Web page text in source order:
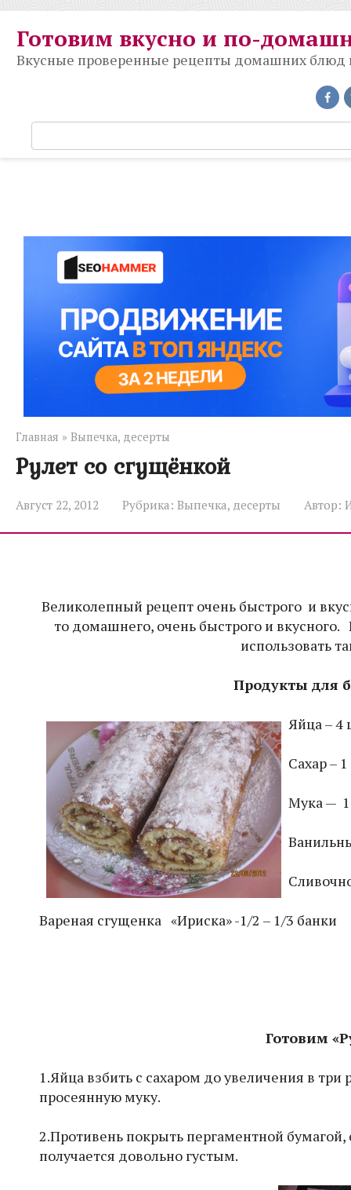
контенту
Готовим вкусно и по-
Вкусные проверенные рецепты домашних блюд
о
Главная » Выпечка, десерты
Рулет со сгущёнкой
Август 22, 2012 Рубрика: Выпечка, десерты Автор:
Великолепный рецепт очень быстрого и
то домашнего, очень быстрого и
использовать
Продукты для
Яйца – 4
Сахар –
Мука — 1
Вареная сгущенка «Ириска» -1/2 – 1/3 банки
Готовим
1.Яйца взбить с сахаром до увеличения в
просеянную муку.
2.Противень покрыть пергаментной
получается довольно густым.